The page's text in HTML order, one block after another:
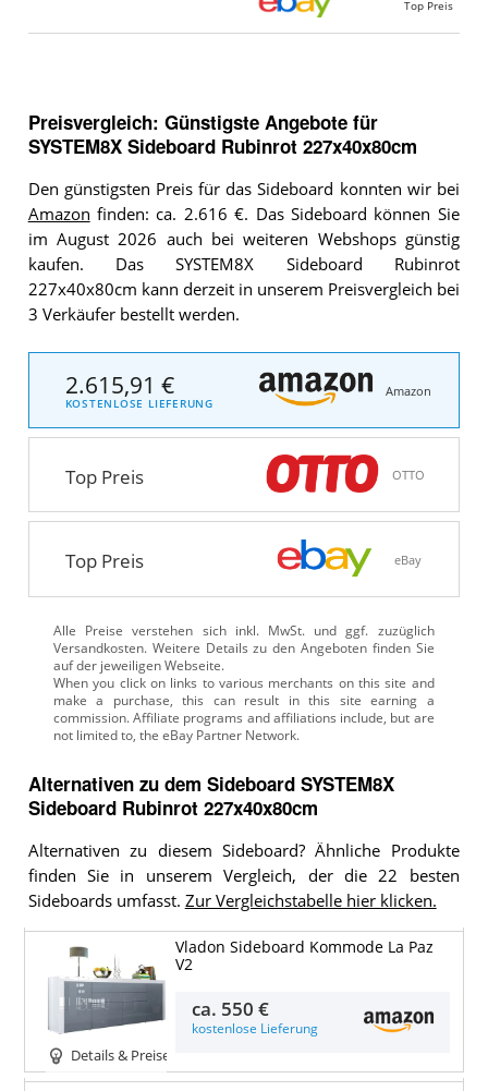
Top Preis
Preisvergleich: Günstigste Angebote für
SYSTEM8X Sideboard Rubinrot 227x40x80cm
Den günstigsten Preis für das Sideboard konnten wir bei
Amazon finden: ca. 2.616 €. Das Sideboard können Sie
im August 2026 auch bei weiteren Webshops günstig
kaufen. Das SYSTEM8X Sideboard Rubinrot
227x40x80cm kann derzeit in unserem Preisvergleich bei
3 Verkäufer bestellt werden.
2.615,91 €
KOSTENLOSE LIEFERUNG
Amazon
Top Preis OTTO
Top Preis eBay
Alle Preise verstehen sich inkl. MwSt. und ggf. zuzüglich
Versandkosten. Weitere Details zu den Angeboten finden Sie
auf der jeweiligen Webseite.
Alternativen zu dem Sideboard SYSTEM8X
Sideboard Rubinrot 227x40x80cm
Alternativen zu diesem Sideboard? Ähnliche Produkte
finden Sie in unserem Vergleich, der die 22 besten
Sideboards umfasst. Zur Vergleichstabelle hier klicken.
Details & Preise
Vladon Sideboard Kommode La Paz
V2
ca. 550 €
kostenlose Lieferung